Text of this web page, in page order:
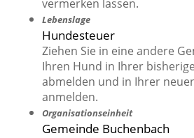
vermerken lassen.
Lebenslage
Hundesteuer
Ziehen Sie in eine andere
Ihren Hund in Ihrer
abmelden und in Ihrer
anmelden.
Organisationseinheit
Gemeinde Buchenbach